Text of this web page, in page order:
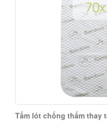
Tấm lót chống thấm thay